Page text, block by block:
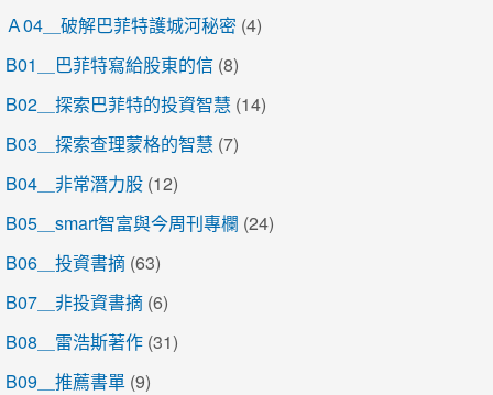
Ａ04＿破解巴菲特護城河秘密 (4)
B01＿巴菲特寫給股東的信 (8)
B02＿探索巴菲特的投資智慧 (14)
B03＿探索查理蒙格的智慧 (7)
B04＿非常潛力股 (12)
B05＿smart智富與今周刊專欄 (24)
B06＿投資書摘 (63)
B07＿非投資書摘 (6)
B08＿雷浩斯著作 (31)
B09＿推薦書單 (9)